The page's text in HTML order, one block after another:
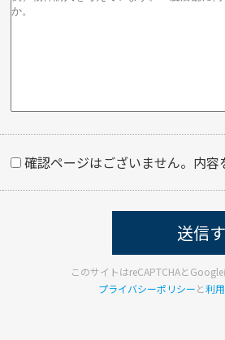
確認ページはございません。内
このサイトはreCAPTCHAと
プライバシーポリシーと利